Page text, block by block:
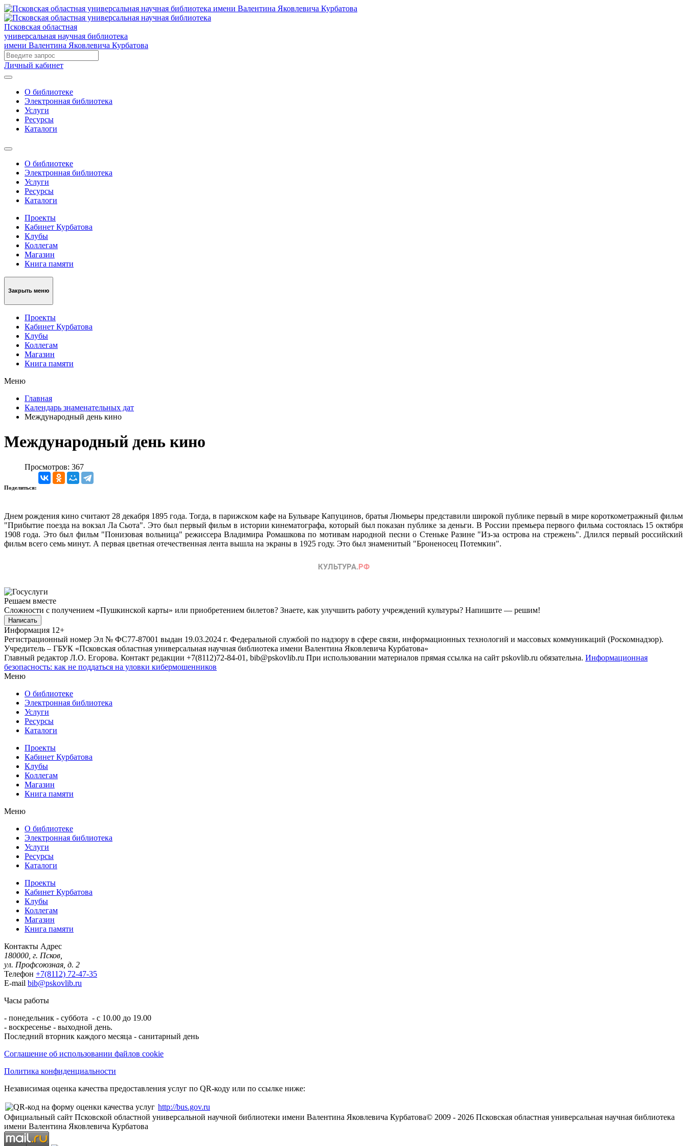
Псковская областная
универсальная научная библиотека
имени Валентина Яковлевича Курбатова
Личный кабинет
О библиотеке
Электронная библиотека
Услуги
Ресурсы
Каталоги
О библиотеке
Электронная библиотека
Услуги
Ресурсы
Каталоги
Проекты
Кабинет Курбатова
Клубы
Коллегам
Магазин
Книга памяти
Закрыть меню
Проекты
Кабинет Курбатова
Клубы
Коллегам
Магазин
Книга памяти
Меню
Главная
Календарь знаменательных дат
Международный день кино
Международный день кино
Просмотров: 367
Поделиться:
Днем рождения кино считают 28 декабря 1895 года. Тогда, в парижском кафе на Бульваре Капуцинов, братья Люмьеры представили широкой публике первый в мире короткометражный фильм
"Прибытие поезда на вокзал Ла Сьота". Это был первый фильм в истории кинематографа, который был показан публике за деньги. В России премьера первого фильма состоялась 15 октября
1908 года. Это был фильм "Понизовая вольница" режиссера Владимира Ромашкова по мотивам народной песни о Стеньке Разине "Из-за острова на стрежень". Длился первый российский
фильм всего семь минут. А первая цветная отечественная лента вышла на экраны в 1925 году. Это был знаменитый "Броненосец Потемкин".
Решаем вместе
Сложности с получением «Пушкинской карты» или приобретением билетов? Знаете, как улучшить работу учреждений культуры? Напишите — решим!
Написать
Информация 12+
Регистрационный номер Эл № ФС77-87001 выдан 19.03.2024 г. Федеральной службой по надзору в сфере связи, информационных технологий и массовых коммуникаций (Роскомнадзор).
Учредитель – ГБУК «Псковская областная универсальная научная библиотека имени Валентина Яковлевича Курбатова»
Главный редактор Л.О. Егорова. Контакт редакции +7(8112)72-84-01, bib@pskovlib.ru При использовании материалов прямая ссылка на сайт pskovlib.ru обязательна. Информационная
безопасность: как не поддаться на уловки кибермошенников
Меню
О библиотеке
Электронная библиотека
Услуги
Ресурсы
Каталоги
Проекты
Кабинет Курбатова
Клубы
Коллегам
Магазин
Книга памяти
Меню
О библиотеке
Электронная библиотека
Услуги
Ресурсы
Каталоги
Проекты
Кабинет Курбатова
Клубы
Коллегам
Магазин
Книга памяти
Контакты Адрес
180000, г. Псков,
ул. Профсоюзная, д. 2
Телефон +7(8112) 72-47-35
E-mail bib@pskovlib.ru
Часы работы
- понедельник - суббота - с 10.00 до 19.00
- воскресенье - выходной день.
Последний вторник каждого месяца - санитарный день
Соглашение об использовании файлов cookie
Политика конфиденциальности
Независимая оценка качества предоставления услуг по QR-коду или по ссылке ниже:
http://bus.gov.ru
Официальный сайт Псковской областной универсальной научной библиотеки имени Валентина Яковлевича Курбатова© 2009 - 2026 Псковская областная универсальная научная библиотека
имени Валентина Яковлевича Курбатова